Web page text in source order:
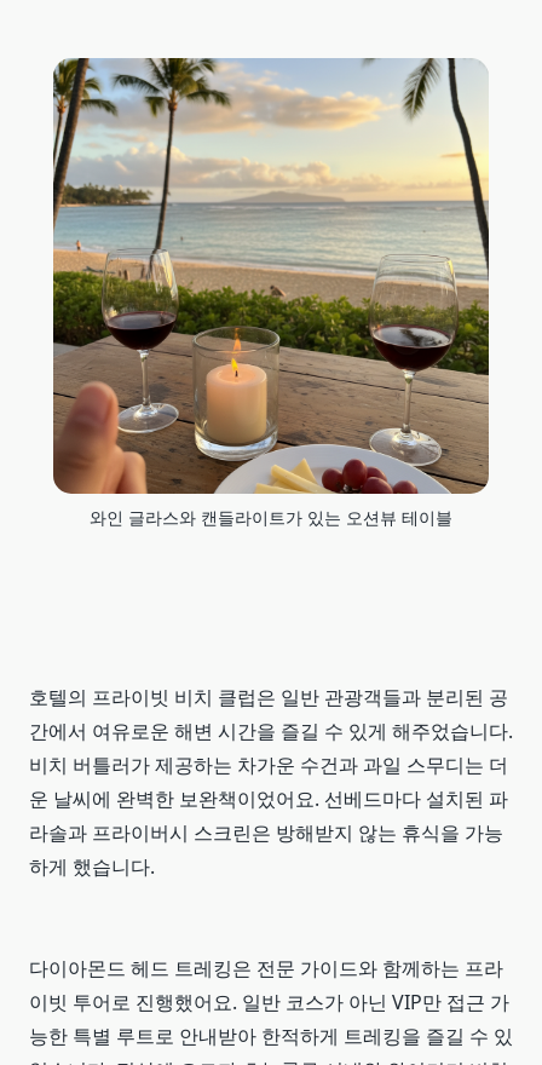
와인 글라스와 캔들라이트가 있는 오션뷰 테이블
호텔의 프라이빗 비치 클럽은 일반 관광객들과 분리된 공
간에서 여유로운 해변 시간을 즐길 수 있게 해주었습니다.
비치 버틀러가 제공하는 차가운 수건과 과일 스무디는 더
운 날씨에 완벽한 보완책이었어요. 선베드마다 설치된 파
라솔과 프라이버시 스크린은 방해받지 않는 휴식을 가능
하게 했습니다.
다이아몬드 헤드 트레킹은 전문 가이드와 함께하는 프라
이빗 투어로 진행했어요. 일반 코스가 아닌 VIP만 접근 가
능한 특별 루트로 안내받아 한적하게 트레킹을 즐길 수 있